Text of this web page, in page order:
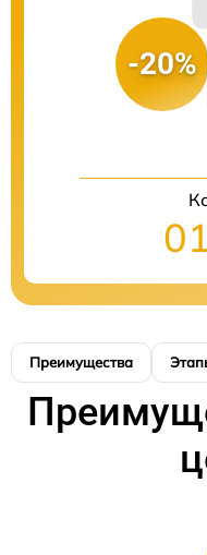
-20%
Преимущества